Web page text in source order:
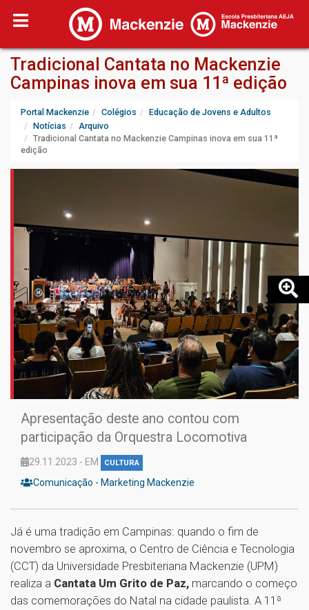
Tradicional Cantata no Mackenzie
Campinas inova em sua 11ª edição
Portal Mackenzie Colégios
Educação de Jovens e Adultos
Notícias
Arquivo
Tradicional Cantata no Mackenzie Campinas inova em sua 11ª
edição
Apresentação deste ano contou com
participação da Orquestra Locomotiva
29.11.2023 - EM CULTURA
Comunicação - Marketing Mackenzie
Já é uma tradição em Campinas: quando o fim de
novembro se aproxima, o Centro de Ciência e Tecnologia
(CCT) da Universidade Presbiteriana Mackenzie (UPM)
realiza a Cantata Um Grito de Paz, marcando o começo
das comemorações do Natal na cidade paulista. A 11ª